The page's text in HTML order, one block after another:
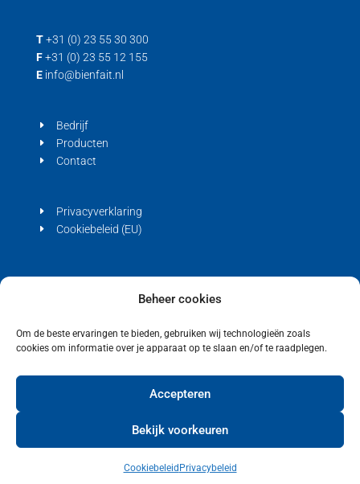
Beheer cookies
Om de beste ervaringen te bieden, gebruiken wij technologieën zoals
cookies om informatie over je apparaat op te slaan en/of te raadplegen.
Accepteren
Bekijk voorkeuren
Cookiebeleid Privacybeleid
T +31 (0) 23 55 30 300
F +31 (0) 23 55 12 155
E info@bienfait.nl
Bedrijf
Producten
Contact
Privacyverklaring
Cookiebeleid (EU)